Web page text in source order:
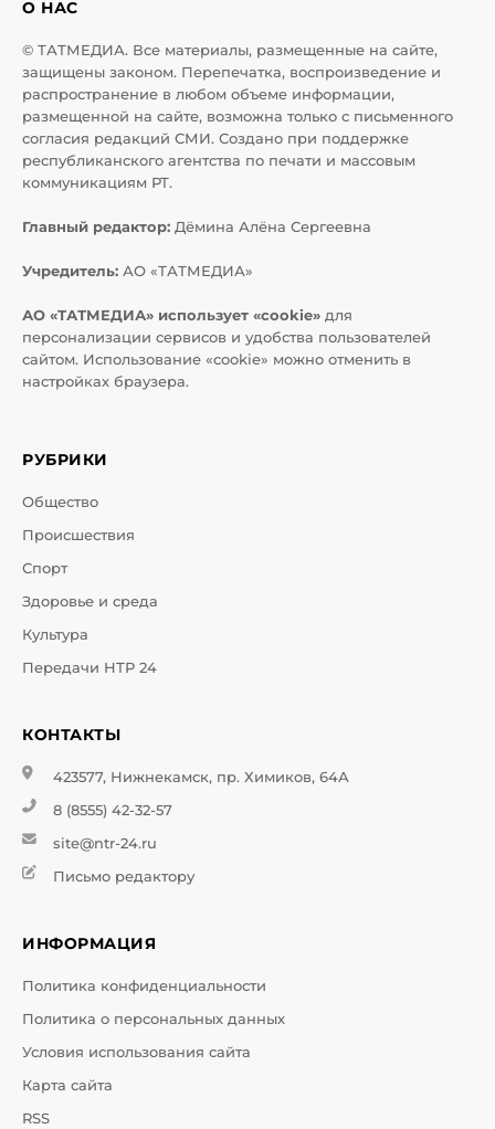
О НАС
© ТАТМЕДИА. Все материалы, размещенные на сайте,
защищены законом. Перепечатка, воспроизведение и
распространение в любом объеме информации,
размещенной на сайте, возможна только с письменного
согласия редакций СМИ. Создано при поддержке
республиканского агентства по печати и массовым
коммуникациям РТ.
Главный редактор: Дёмина Алёна Сергеевна
Учредитель: АО «ТАТМЕДИА»
АО «ТАТМЕДИА» использует «cookie» для
персонализации сервисов и удобства пользователей
сайтом. Использование «cookie» можно отменить в
настройках браузера.
РУБРИКИ
Общество
Происшествия
Спорт
Здоровье и среда
Культура
Передачи НТР 24
КОНТАКТЫ
423577, Нижнекамск, пр. Химиков, 64А
8 (8555) 42-32-57
site@ntr-24.ru
Письмо редактору
ИНФОРМАЦИЯ
Политика конфиденциальности
Политика о персональных данных
Условия использования сайта
Карта сайта
RSS